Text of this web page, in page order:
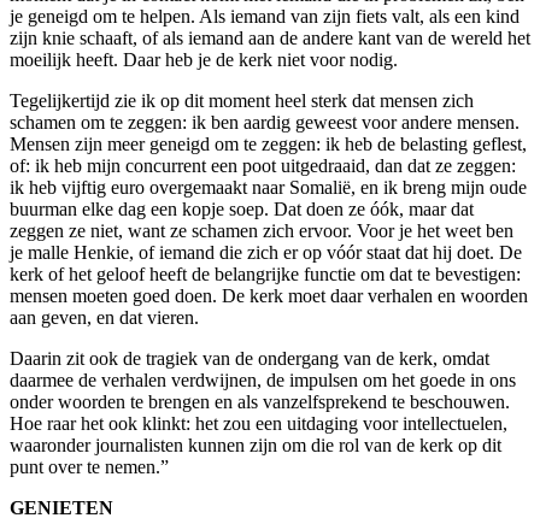
je geneigd om te helpen. Als iemand van zijn fiets valt, als een kind
zijn knie schaaft, of als iemand aan de andere kant van de wereld het
moeilijk heeft. Daar heb je de kerk niet voor nodig.
Tegelijkertijd zie ik op dit moment heel sterk dat mensen zich
schamen om te zeggen: ik ben aardig geweest voor andere mensen.
Mensen zijn meer geneigd om te zeggen: ik heb de belasting geflest,
of: ik heb mijn concurrent een poot uitgedraaid, dan dat ze zeggen:
ik heb vijftig euro overgemaakt naar Somalië, en ik breng mijn oude
buurman elke dag een kopje soep. Dat doen ze óók, maar dat
zeggen ze niet, want ze schamen zich ervoor. Voor je het weet ben
je malle Henkie, of iemand die zich er op vóór staat dat hij doet. De
kerk of het geloof heeft de belangrijke functie om dat te bevestigen:
mensen moeten goed doen. De kerk moet daar verhalen en woorden
aan geven, en dat vieren.
Daarin zit ook de tragiek van de ondergang van de kerk, omdat
daarmee de verhalen verdwijnen, de impulsen om het goede in ons
onder woorden te brengen en als vanzelfsprekend te beschouwen.
Hoe raar het ook klinkt: het zou een uitdaging voor intellectuelen,
waaronder journalisten kunnen zijn om die rol van de kerk op dit
punt over te nemen.”
GENIETEN